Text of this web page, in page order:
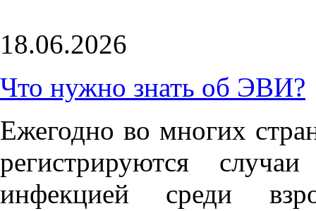
18.06.2026
Что нужно знать об ЭВИ?
Ежегодно во многих
регистрируются
инфекцией среди